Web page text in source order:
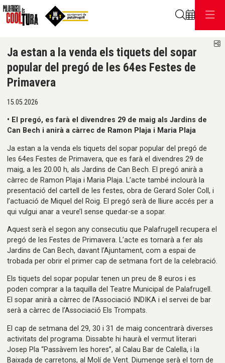
Ja estan a la venda els tiquets del sopar
popular del pregó de les 64es Festes de
Primavera
15.05.2026
• El pregó, es farà el divendres 29 de maig als Jardins de
Can Bech i anirà a càrrec de Ramon Plaja i Maria Plaja
Ja estan a la venda els tiquets del sopar popular del pregó de
les 64es Festes de Primavera, que es farà el divendres 29 de
maig, a les 20.00 h, als Jardins de Can Bech. El pregó anirà a
càrrec de Ramon Plaja i Maria Plaja. L’acte també inclourà la
presentació del cartell de les festes, obra de Gerard Soler Coll, i
l’actuació de Miquel del Roig. El pregó serà de lliure accés per a
qui vulgui anar a veure’l sense quedar-se a sopar.
Aquest serà el segon any consecutiu que Palafrugell recupera el
pregó de les Festes de Primavera. L’acte es tornarà a fer als
Jardins de Can Bech, davant l’Ajuntament, com a espai de
trobada per obrir el primer cap de setmana fort de la celebració.
Els tiquets del sopar popular tenen un preu de 8 euros i es
poden comprar a la taquilla del Teatre Municipal de Palafrugell.
El sopar anirà a càrrec de l’Associació INDIKA i el servei de bar
serà a càrrec de l’Associació Els Trompats.
El cap de setmana del 29, 30 i 31 de maig concentrarà diverses
activitats del programa. Dissabte hi haurà el vermut literari
Josep Pla “Passàvem les hores”, al Calau Bar de Calella, i la
Baixada de carretons, al Molí de Vent. Diumenge serà el torn de